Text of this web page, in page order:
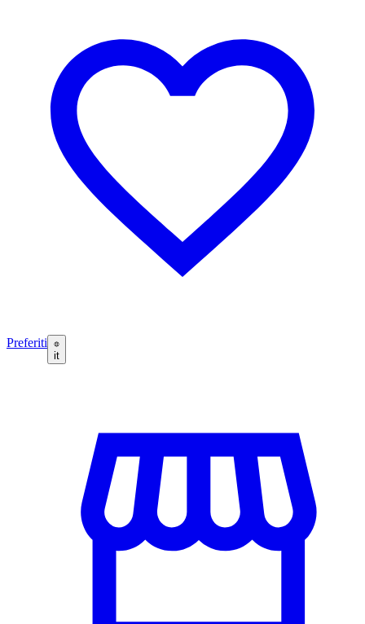
Preferiti
it